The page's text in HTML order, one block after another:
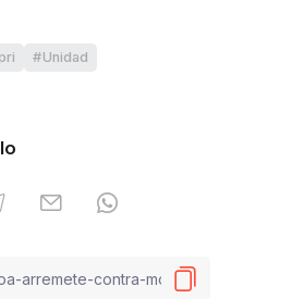
pri Unidad